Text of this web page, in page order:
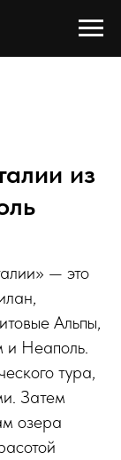
из
— это
Альпы,
и Неаполь.
тура,
Затем
озера